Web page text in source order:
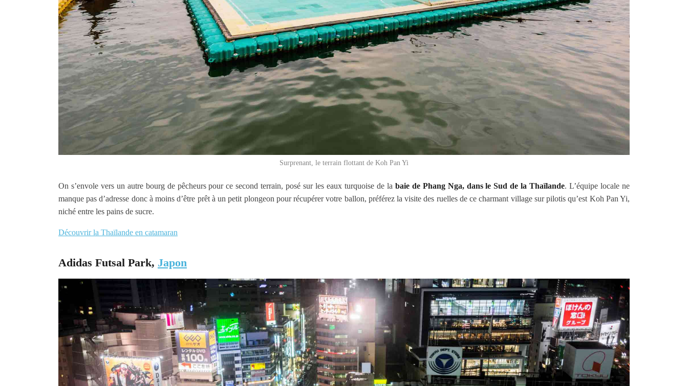
Surprenant, le terrain flottant de Koh Pan Yi
On s’envole vers un autre bourg de pêcheurs pour ce second terrain, posé sur les eaux turquoise de la baie de Phang Nga, dans le Sud de la Thaïlande. L’équipe locale ne
manque pas d’adresse donc à moins d’être prêt à un petit plongeon pour récupérer votre ballon, préférez la visite des ruelles de ce charmant village sur pilotis qu’est Koh Pan Yi,
niché entre les pains de sucre.
Découvrir la Thaïlande en catamaran
Adidas Futsal Park, Japon